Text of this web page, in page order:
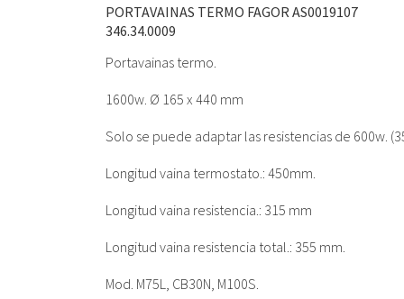
PORTAVAINAS TERMO FAGOR AS0019107
346.34.0009
Portavainas termo.
1600w. Ø 165 x 440 mm
Solo se puede adaptar las resistencias de 600w.
Longitud vaina termostato.: 450mm.
Longitud vaina resistencia.: 315 mm
Longitud vaina resistencia total.: 355 mm.
Mod. M75L, CB30N, M100S.